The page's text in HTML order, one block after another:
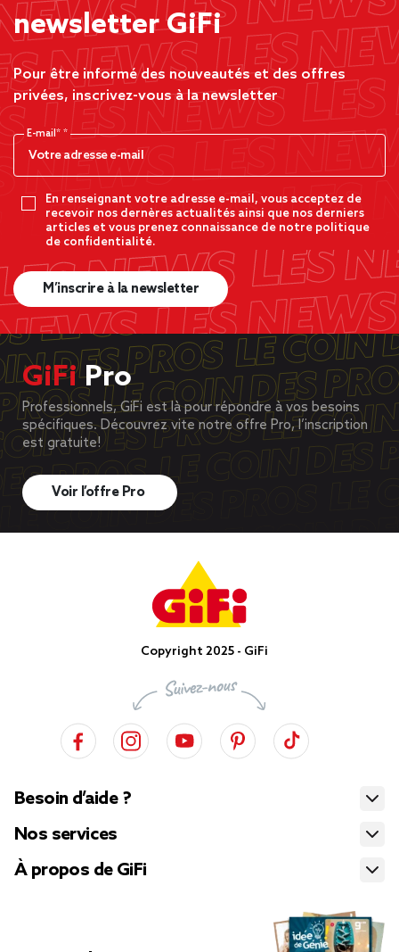
newsletter GiFi
Pour être informé des nouveautés et des offres
privées, inscrivez-vous à la newsletter
E-mail*
En renseignant votre adresse e-mail, vous acceptez de
recevoir nos dernères actualités ainsi que nos derniers
articles et vous prenez connaissance de notre politique
de confidentialité.
M’inscrire à la newsletter
GiFiPro
Professionnels, GiFi est là pour répondre à vos besoins
spécifiques. Découvrez vite notre offre Pro, l’inscription
est gratuite!
Voir l’offre Pro
Copyright 2025 - GiFi
Besoin d’aide ?
Nos services
À propos de GiFi